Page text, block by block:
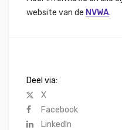
website van de NVWA.
Deel via:
X
Facebook
LinkedIn